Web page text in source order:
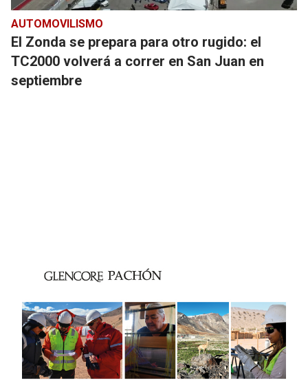
AUTOMOVILISMO
El Zonda se prepara para otro rugido: el
TC2000 volverá a correr en San Juan en
septiembre